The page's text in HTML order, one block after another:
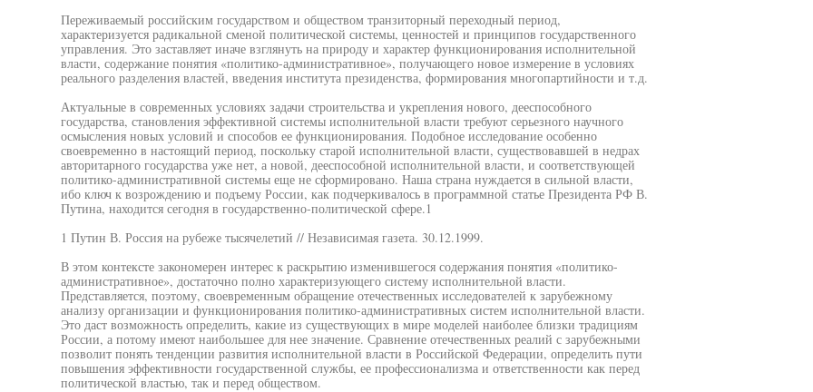
Переживаемый российским государством и обществом транзиторный переходный период,
характеризуется радикальной сменой политической системы, ценностей и принципов государственного
управления. Это заставляет иначе взглянуть на природу и характер функционирования исполнительной
власти, содержание понятия «политико-административное», получающего новое измерение в условиях
реального разделения властей, введения института президенства, формирования многопартийности и т.д.
Актуальные в современных условиях задачи строительства и укрепления нового, дееспособного
государства, становления эффективной системы исполнительной власти требуют серьезного научного
осмысления новых условий и способов ее функционирования. Подобное исследование особенно
своевременно в настоящий период, поскольку старой исполнительной власти, существовавшей в недрах
авторитарного государства уже нет, а новой, дееспособной исполнительной власти, и соответствующей
политико-административной системы еще не сформировано. Наша страна нуждается в сильной власти,
ибо ключ к возрождению и подъему России, как подчеркивалось в программной статье Президента РФ В.
Путина, находится сегодня в государственно-политической сфере.1
1 Путин В. Россия на рубеже тысячелетий // Независимая газета. 30.12.1999.
В этом контексте закономерен интерес к раскрытию изменившегося содержания понятия «политико-
административное», достаточно полно характеризующего систему исполнительной власти.
Представляется, поэтому, своевременным обращение отечественных исследователей к зарубежному
анализу организации и функционирования политико-административных систем исполнительной власти.
Это даст возможность определить, какие из существующих в мире моделей наиболее близки традициям
России, а потому имеют наибольшее для нее значение. Сравнение отечественных реалий с зарубежными
позволит понять тенденции развития исполнительной власти в Российской Федерации, определить пути
повышения эффективности государственной службы, ее профессионализма и ответственности как перед
политической властью, так и перед обществом.